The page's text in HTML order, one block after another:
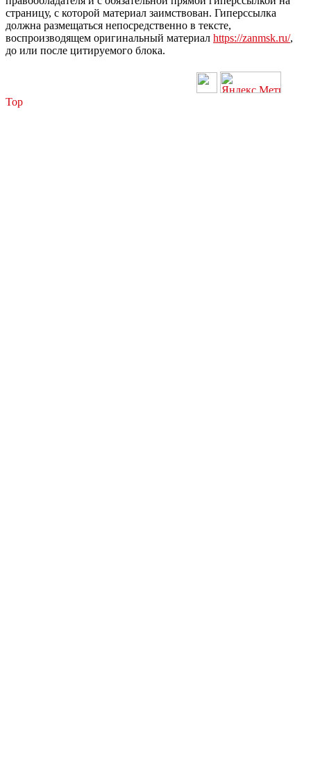
страницу, с которой материал заимствован. Гиперссылка
должна размещаться непосредственно в тексте,
воспроизводящем оригинальный материал https://zanmsk.ru/,
до или после цитируемого блока.
Top